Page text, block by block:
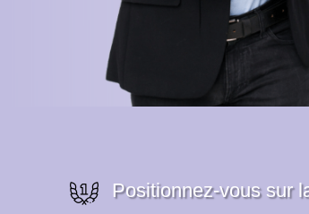
Positionnez-vous sur